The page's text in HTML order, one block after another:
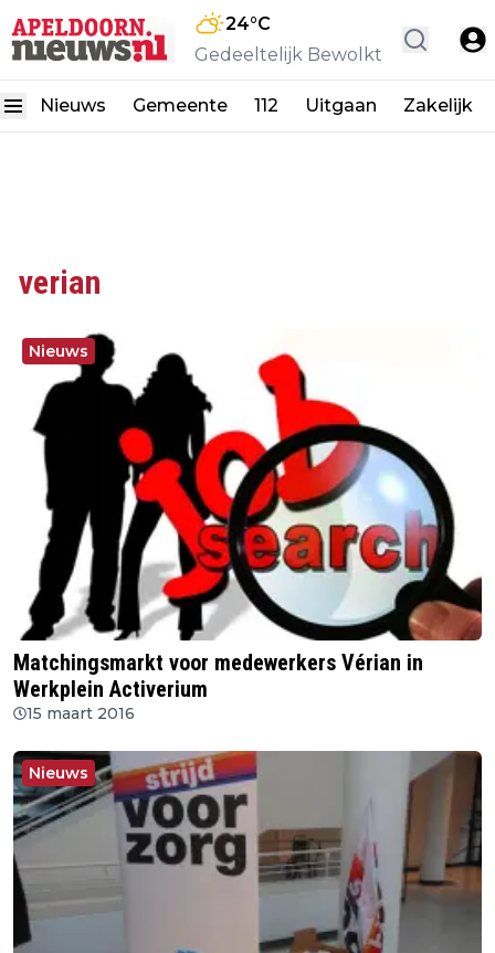
24°C
Gedeeltelijk Bewolkt
Nieuws Gemeente 112 Uitgaan Zakelijk
verian
Nieuws
Matchingsmarkt voor medewerkers Vérian in
Werkplein Activerium
15 maart 2016
Nieuws